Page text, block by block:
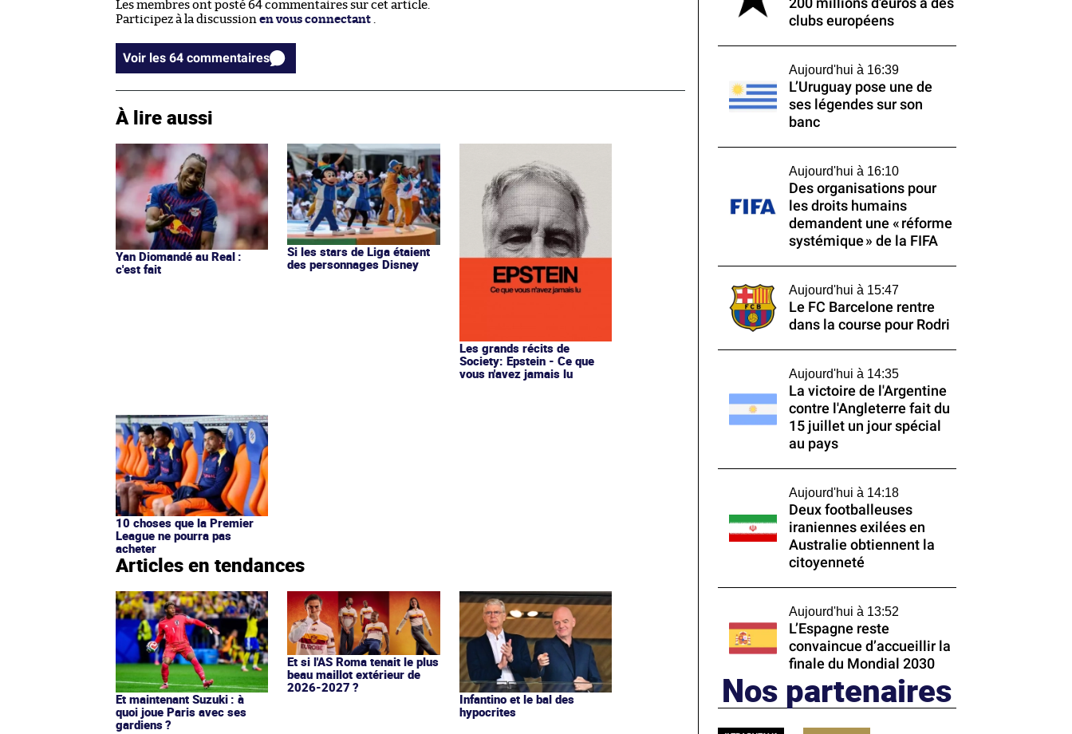
Les membres ont posté 64 commentaires sur cet article.
Participez à la discussion en vous connectant
Voir les 64 commentaires
À lire aussi
Yan Diomandé au Real :
c'est fait
Si les stars de Liga étaient
des personnages Disney
Les grands récits de
Society: Epstein - Ce que
vous n'avez jamais lu
10 choses que la Premier
League ne pourra pas
acheter
Articles en tendances
Et maintenant Suzuki : à
quoi joue Paris avec ses
gardiens ?
Et si l'AS Roma tenait le plus
beau maillot extérieur de
2026-2027 ?
Infantino et le bal des
hypocrites
200 millions d'euros à des
clubs européens
Aujourd'hui à 16:39
L’Uruguay pose une de
ses légendes sur son
banc
Aujourd'hui à 16:10
Des organisations pour
les droits humains
demandent une « réforme
systémique » de la FIFA
Aujourd'hui à 15:47
Le FC Barcelone rentre
dans la course pour Rodri
Aujourd'hui à 14:35
La victoire de l'Argentine
contre l'Angleterre fait du
15 juillet un jour spécial
au pays
Aujourd'hui à 14:18
Deux footballeuses
iraniennes exilées en
Australie obtiennent la
citoyenneté
Aujourd'hui à 13:52
L’Espagne reste
convaincue d’accueillir la
finale du Mondial 2030
Nos partenaires